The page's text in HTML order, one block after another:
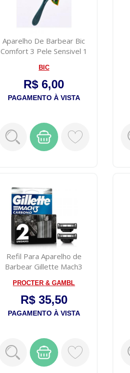
Aparelho De Barbear Bic
Comfort 3 Pele Sensivel 1
BIC
R$ 6,00
PAGAMENTO À VISTA
Refil Para Aparelho de
Barbear Gillette Mach3
PROCTER & GAMBL
R$ 35,50
PAGAMENTO À VISTA